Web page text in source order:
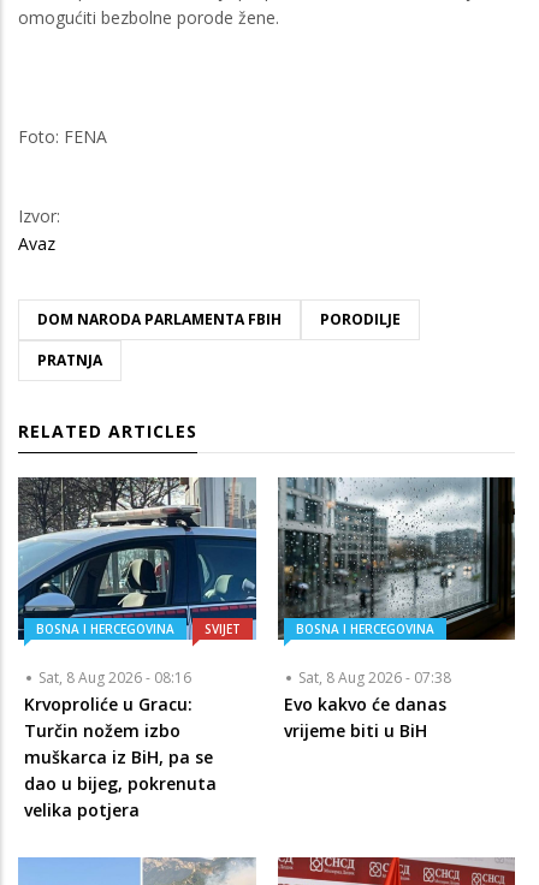
omogućiti bezbolne porode žene.
Foto: FENA
Izvor:
Avaz
DOM NARODA PARLAMENTA FBIH
PORODILJE
PRATNJA
RELATED ARTICLES
BOSNA I HERCEGOVINA SVIJET
Sat, 8 Aug 2026 - 08:16
Krvoproliće u Gracu:
Turčin nožem izbo
muškarca iz BiH, pa se
dao u bijeg, pokrenuta
velika potjera
BOSNA I HERCEGOVINA
Sat, 8 Aug 2026 - 07:38
Evo kakvo će danas
vrijeme biti u BiH